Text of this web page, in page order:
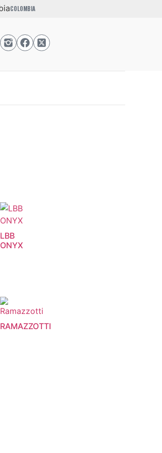
COLOMBIA
LBB
ONYX
RAMAZZOTTI